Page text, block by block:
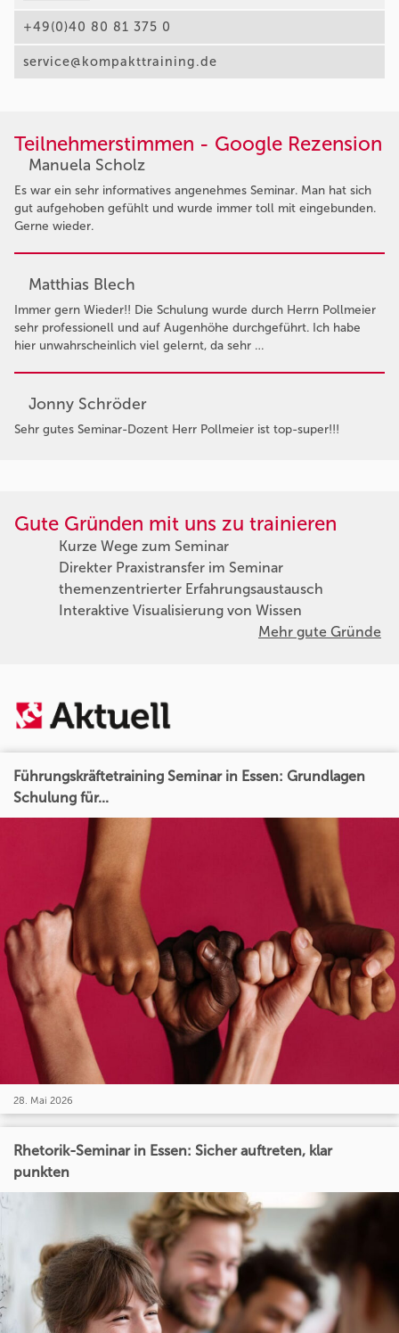
+49(0)40 80 81 375 0
service@kompakttraining.de
Teilnehmerstimmen - Google Rezension
Manuela Scholz
Es war ein sehr informatives angenehmes Seminar. Man hat sich
gut aufgehoben gefühlt und wurde immer toll mit eingebunden.
Gerne wieder.
Matthias Blech
Immer gern Wieder!! Die Schulung wurde durch Herrn Pollmeier
sehr professionell und auf Augenhöhe durchgeführt. Ich habe
hier unwahrscheinlich viel gelernt, da sehr …
Jonny Schröder
Sehr gutes Seminar-Dozent Herr Pollmeier ist top-super!!!
Gute Gründen mit uns zu trainieren
Kurze Wege zum Seminar
Direkter Praxistransfer im Seminar
themenzentrierter Erfahrungsaustausch
Interaktive Visualisierung von Wissen
Mehr gute Gründe
Führungskräftetraining Seminar in Essen: Grundlagen
Schulung für...
28. Mai 2026
Rhetorik-Seminar in Essen: Sicher auftreten, klar
punkten